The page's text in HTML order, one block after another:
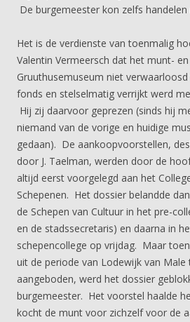
De burgemeester kon zelfs
Het is de verdienste van toenmalig
Valentin Vermeersch dat het munt-
Gruuthusemuseum niet
fonds en stelselmatig verrijkt werd
Hij zij daarvoor geprezen (sinds hij
niemand van de vorige en huidige
gedaan). De aankoopvoorstellen,
door J. Taelman, werden door de
altijd eerst voorgelegd aan het
Schepenen. Het dossier belandde
de Schepen van Cultuur in het pre-
en de stadssecretaris) en daarna in
schepencollege op vrijdag. Maar
uit de periode van Lodewijk van Male
aangeboden, werd het dossier
burgemeester. Het voorstel haalde
kocht de munt voor zichzelf voor de